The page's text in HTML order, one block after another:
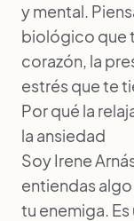
y mental.
biológico que
corazón, la
estrés que te
Por qué la
la ansiedad
Soy Irene
entiendas
tu enemiga.